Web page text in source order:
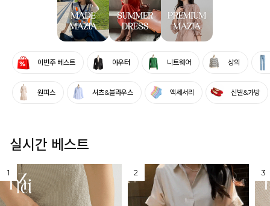
이번주 베스트 아우터 니트웨어 상의
원피스 셔츠&블라우스 액세서리 신발&가방
실시간 베스트